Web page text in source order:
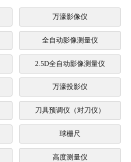
万濠影像仪
全自动影像测量仪
2.5D全自动影像测量仪
万濠投影仪
刀具预调仪（对刀仪）
球栅尺
高度测量仪